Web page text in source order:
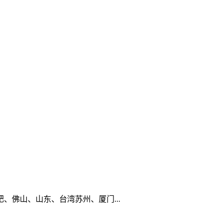
佛山、山东、台湾苏州、厦门...